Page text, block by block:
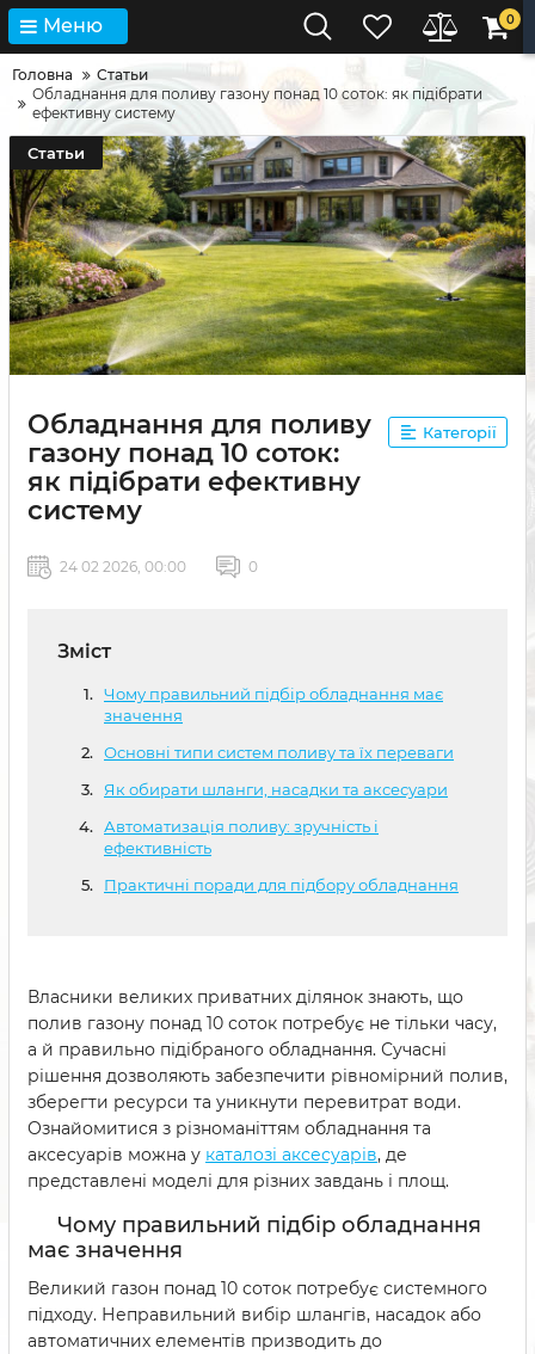
Меню 0
Головна
Статьи
Обладнання для поливу газону понад 10 соток: як підібрати
ефективну систему
Статьи
Обладнання для поливу
газону понад 10 соток:
як підібрати ефективну
систему
Категорії
24 02 2026, 00:00 0
Зміст
Чому правильний підбір обладнання має
значення
Основні типи систем поливу та їх переваги
Як обирати шланги, насадки та аксесуари
Автоматизація поливу: зручність і
ефективність
Практичні поради для підбору обладнання
Власники великих приватних ділянок знають, що
полив газону понад 10 соток потребує не тільки часу,
а й правильно підібраного обладнання. Сучасні
рішення дозволяють забезпечити рівномірний полив,
зберегти ресурси та уникнути перевитрат води.
Ознайомитися з різноманіттям обладнання та
аксесуарів можна у каталозі аксесуарів, де
представлені моделі для різних завдань і площ.
Чому правильний підбір обладнання
має значення
Великий газон понад 10 соток потребує системного
підходу. Неправильний вибір шлангів, насадок або
автоматичних елементів призводить до